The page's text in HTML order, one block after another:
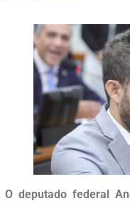
O deputado federal